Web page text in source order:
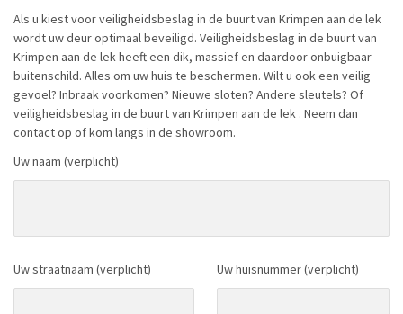
Als u kiest voor veiligheidsbeslag in de buurt van Krimpen aan de lek
wordt uw deur optimaal beveiligd. Veiligheidsbeslag in de buurt van
Krimpen aan de lek heeft een dik, massief en daardoor onbuigbaar
buitenschild. Alles om uw huis te beschermen. Wilt u ook een veilig
gevoel? Inbraak voorkomen? Nieuwe sloten? Andere sleutels? Of
veiligheidsbeslag in de buurt van Krimpen aan de lek . Neem dan
contact op of kom langs in de showroom.
Uw naam (verplicht)
Uw straatnaam (verplicht) Uw huisnummer (verplicht)